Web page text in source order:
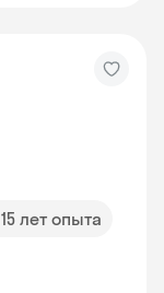
15 лет опыта